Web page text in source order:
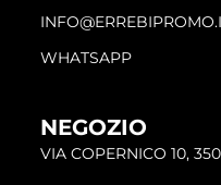
WHATSAPP
NEGOZIO
VIA COPERNICO 10,